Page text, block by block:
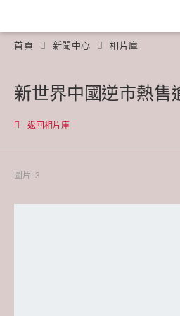
首頁 新聞中心 相片庫
新世界中國逆市熱售
返回相片庫
圖片: 3